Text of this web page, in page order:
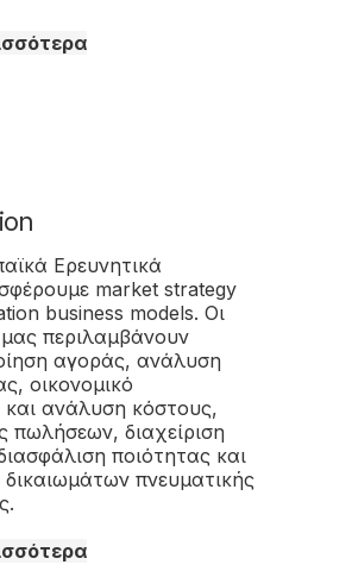
Ερευνητικά
market strategy
business models. Οι
μας περιλαμβάνουν
αγοράς, ανάλυση
οικονομικό
και ανάλυση κόστους,
πωλήσεων, διαχείριση
ποιότητας και
δικαιωμάτων πνευματικής